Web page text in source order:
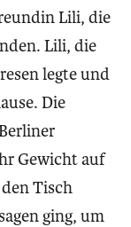
Lili, die
Lili, die
legte und
Die
Gewicht auf
Tisch
ging, um